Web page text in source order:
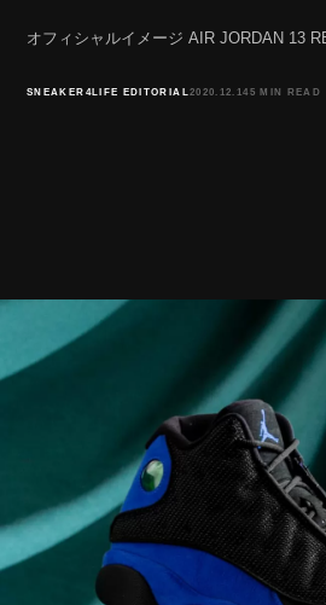
オフィシャルイメージ AIR JORDAN 13
SNEAKER4LIFE EDITORIAL2020.12.145 MIN READ